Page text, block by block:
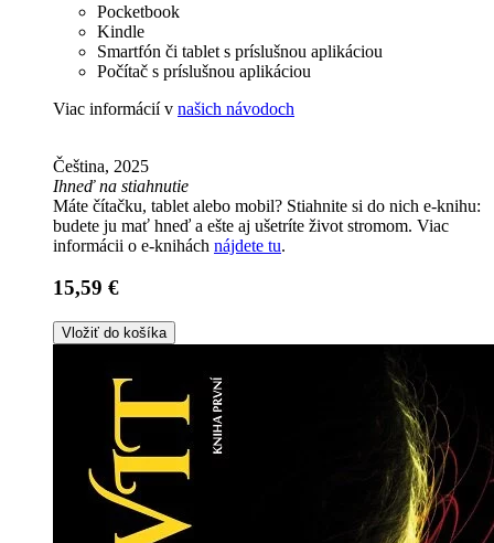
Pocketbook
Kindle
Smartfón či tablet s príslušnou aplikáciou
Počítač s príslušnou aplikáciou
Viac informácií v našich návodoch
Čeština, 2025
Ihneď na stiahnutie
Máte čítačku, tablet alebo mobil? Stiahnite si do nich e-knihu:
budete ju mať hneď a ešte aj ušetríte život stromom. Viac
informácii o e-knihách nájdete tu.
15,59 €
Vložiť do košíka